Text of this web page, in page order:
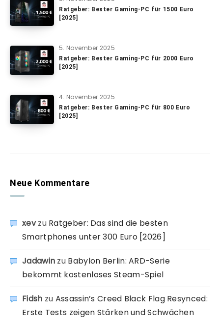
Ratgeber: Bester Gaming-PC für 1500 Euro
[2025]
5. November 2025
Ratgeber: Bester Gaming-PC für 2000 Euro
[2025]
4. November 2025
Ratgeber: Bester Gaming-PC für 800 Euro
[2025]
Neue Kommentare
xevzu Ratgeber: Das sind die besten
Smartphones unter 300 Euro [2026]
Jadawin zu Babylon Berlin: ARD-Serie
bekommt kostenloses Steam-Spiel
Fidsh zu Assassin’s Creed Black Flag Resynced:
Erste Tests zeigen Stärken und Schwächen